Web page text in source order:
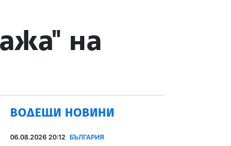
на
ВОДЕЩИ НОВИНИ
06.08.2026 20:12 БЪЛГАРИЯ